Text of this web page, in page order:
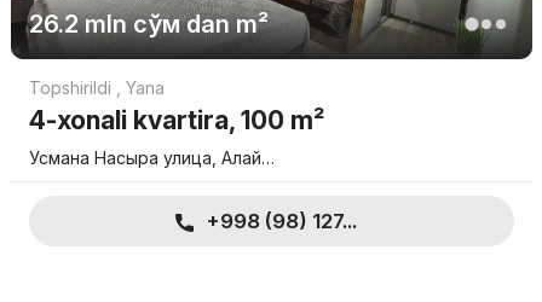
26.2 mln сўмdan m²
Topshirildi Yana
4-xonali kvartira, 100 m²
Усмана Насыра улица, Алай…
+998 (98) 127...